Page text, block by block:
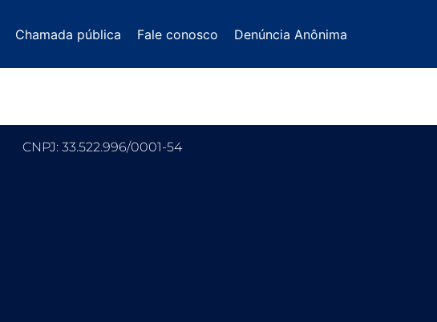
Chamada pública Fale conosco Denúncia Anônima
CNPJ: 33.522.996/0001-54